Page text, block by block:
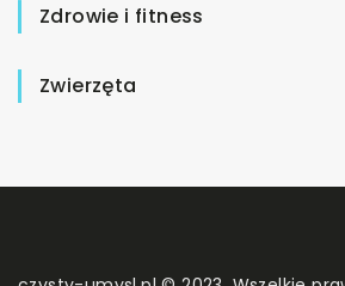
Zdrowie i fitness
Zwierzęta